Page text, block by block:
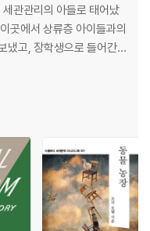
관관리의 아들로 태어났
곳에서 상류층 아이들과의
냈고, 장학생으로 들어간
저리게 실감하는 계기가
년부터 5년간 미얀마에